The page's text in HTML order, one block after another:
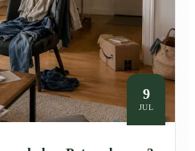
9
JUL